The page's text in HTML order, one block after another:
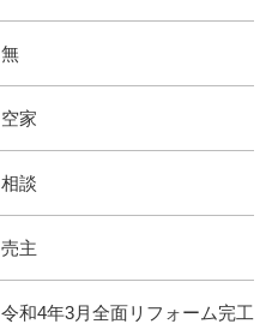
無
空家
相談
売主
令和4年3月全面リフォーム完工